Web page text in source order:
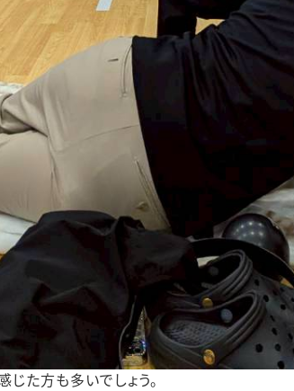
た方も多いでしょう。